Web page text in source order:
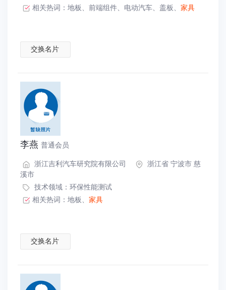
相关热词： 地板 、 前端组件、 电动汽车、 盖板 、 家具
交换名片
李燕 普通会员
浙江吉利汽车研究院有限公司
浙江省 宁波市 慈
溪市
技术领域： 环保性能测试
相关热词： 地板 、 家具
交换名片